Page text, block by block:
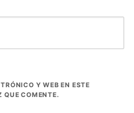
Y WEB EN ESTE
QUE COMENTE.